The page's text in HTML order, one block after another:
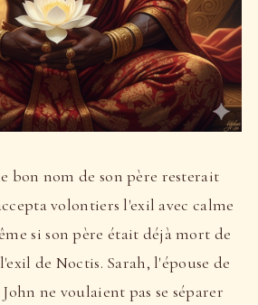
bon nom de son père resterait
volontiers l'exil avec calme
si son père était déjà mort de
de Noctis. Sarah, l'épouse de
ne voulaient pas se séparer